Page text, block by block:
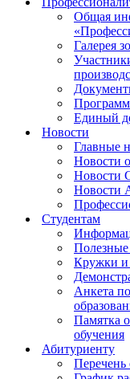
Общая
Галерея
Единый
Новости
Главные
Новости
Новости
Новости
Студентам
Кружки и
Анкета
Памятка
обучения
Абитуриенту
Перечень